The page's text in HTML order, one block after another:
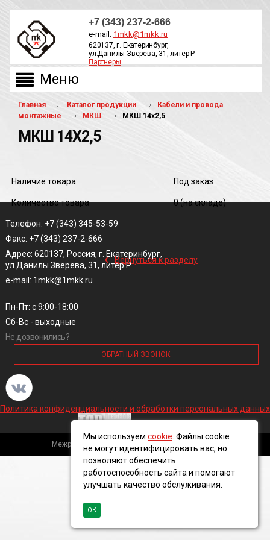
+7 (343) 237-2-666
e-mail: 1mkk@1mkk.ru
620137, г. Екатеринбург,
ул.Данилы Зверева, 31, литер Р
Партнеры
Главная Каталог продукции
Кабели и провода
монтажные
МКШ МКШ 14х2,5
МКШ 14Х2,5
Наличие товара Под заказ
Количество товара 0(на складе)
‹ Вернуться к разделу
Телефон: +7 (343) 345-53-59
Факс: +7 (343) 237-2-666
Адрес: 620137, Россия, г. Екатеринбург,
ул.Данилы Зверева, 31, литер Р
e-mail: 1mkk@1mkk.ru
Пн-Пт: с 9:00-18:00
Сб-Вс - выходные
Не дозвонились?
ОБРАТНЫЙ ЗВОНОК
Политика конфиденциальности и обработки персональных данных
Межрегиональная кабельная компания, 2016 ©
Мы используем cookie . Файлы cookie
не могут идентифицировать вас, но
позволяют обеспечить
работоспособность сайта и помогают
улучшать качество обслуживания.
ОК